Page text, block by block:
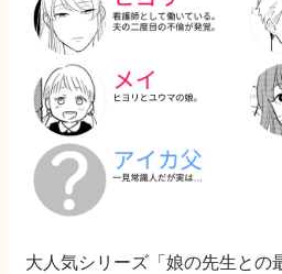
大人気シリーズ「娘の先生との